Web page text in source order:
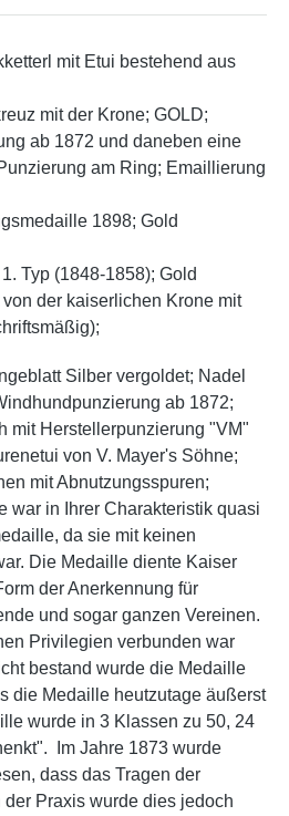
mit Etui bestehend aus
mit der Krone; GOLD;
ab 1872 und daneben eine
am Ring; Emaillierung
1898; Gold
Typ (1848-1858); Gold
der kaiserlichen Krone mit
Silber vergoldet; Nadel
ab 1872;
mit Herstellerpunzierung "VM"
von V. Mayer's Söhne;
mit Abnutzungsspuren;
war in Ihrer Charakteristik quasi
da sie mit keinen
Die Medaille diente Kaiser
der Anerkennung für
und sogar ganzen Vereinen.
Privilegien verbunden war
bestand wurde die Medaille
die Medaille heutzutage äußerst
wurde in 3 Klassen zu 50, 24
Im Jahre 1873 wurde
dass das Tragen der
Praxis wurde dies jedoch